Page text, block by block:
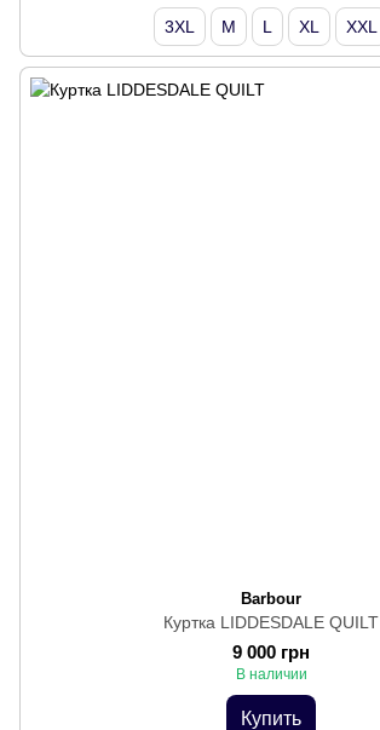
3XL M L XL XXL
Barbour
Куртка LIDDESDALE QUILT
9 000 грн
В наличии
Купить